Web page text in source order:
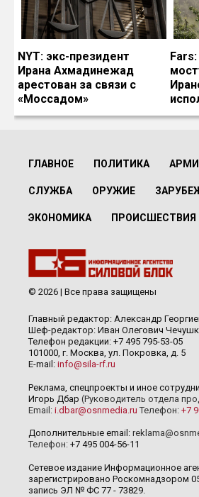
NYT: экс-президент
Ирана Ахмадинежад
арестован за связи с
«Моссадом»
ГЛАВНОЕ ПОЛИТИКА
СЛУЖБА ОРУЖИЕ
ЭКОНОМИКА ПРОИСШЕСТВИЯ
© 2026 | Все права защищены
Главный редактор: Александр
Шеф-редактор: Иван Олегович
Телефон редакции: +7 495 795-53-05
101000, г. Москва, ул. Покровка, д. 5
E-mail: info@sila-rf.ru
Реклама, спецпроекты и иное
Игорь Дбар (Руководитель отдела
Email: i.dbar@osnmedia.ru Телефон: +7
Дополнительные email:
Телефон: +7 495 004-56-11
Сетевое издание Информационное
зарегистрировано Роскомнадзором
запись ЭЛ № ФС 77 - 73829.